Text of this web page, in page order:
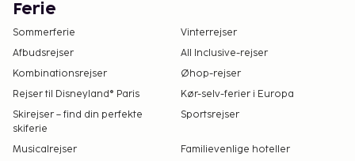
Ferie
Sommerferie
Vinterrejser
Afbudsrejser
All Inclusive-rejser
Kombinationsrejser
Øhop-rejser
Rejser til Disneyland® Paris
Kør-selv-ferier i Europa
Skirejser – find din perfekte
skiferie
Sportsrejser
Musicalrejser
Familievenlige hoteller